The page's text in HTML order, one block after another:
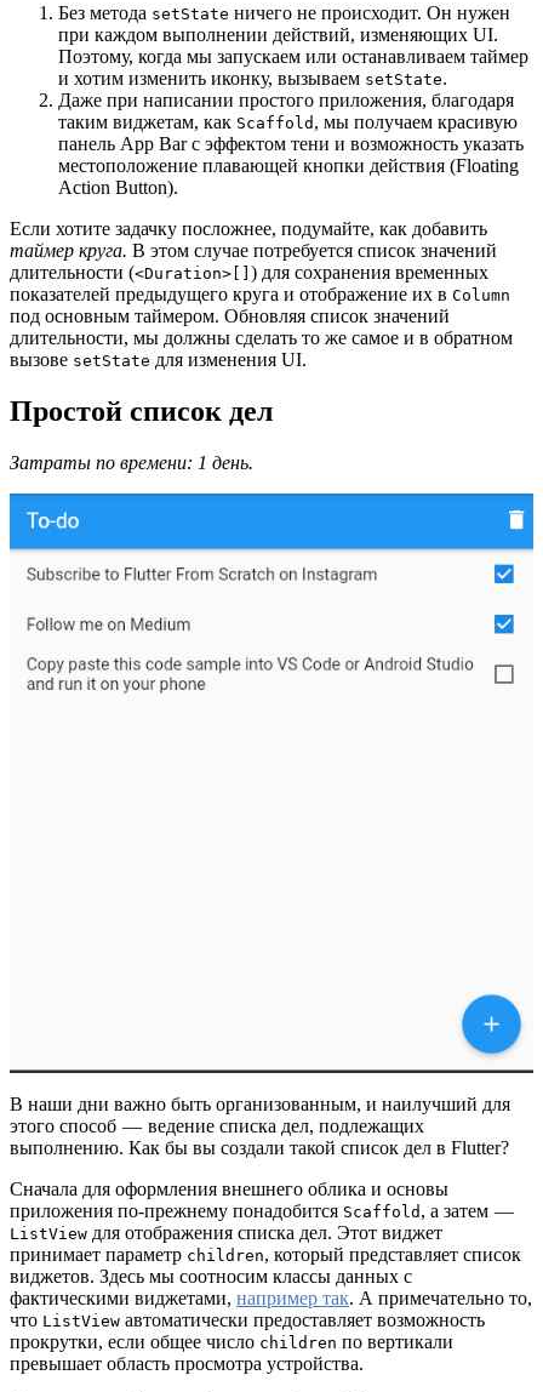
Без метода setState ничего не происходит. Он нужен
при каждом выполнении действий, изменяющих UI.
Поэтому, когда мы запускаем или останавливаем таймер
и хотим изменить иконку, вызываем setState.
Даже при написании простого приложения, благодаря
таким виджетам, как Scaffold , мы получаем красивую
панель App Bar с эффектом тени и возможность указать
местоположение плавающей кнопки действия (Floating
Action Button).
Если хотите задачку посложнее, подумайте, как добавить
таймер круга. В этом случае потребуется список значений
длительности (<Duration>[] ) для сохранения временных
показателей предыдущего круга и отображение их в Column
под основным таймером. Обновляя список значений
длительности, мы должны сделать то же самое и в обратном
вызове setState для изменения UI.
Простой список дел
Затраты по времени: 1 день.
В наши дни важно быть организованным, и наилучший для
этого способ — ведение списка дел, подлежащих
выполнению. Как бы вы создали такой список дел в Flutter?
Сначала для оформления внешнего облика и основы
приложения по-прежнему понадобится Scaffold , а затем —
ListView для отображения списка дел. Этот виджет
принимает параметр children, который представляет список
виджетов. Здесь мы соотносим классы данных с
фактическими виджетами, например так. А примечательно то,
что ListView автоматически предоставляет возможность
прокрутки, если общее число children по вертикали
превышает область просмотра устройства.